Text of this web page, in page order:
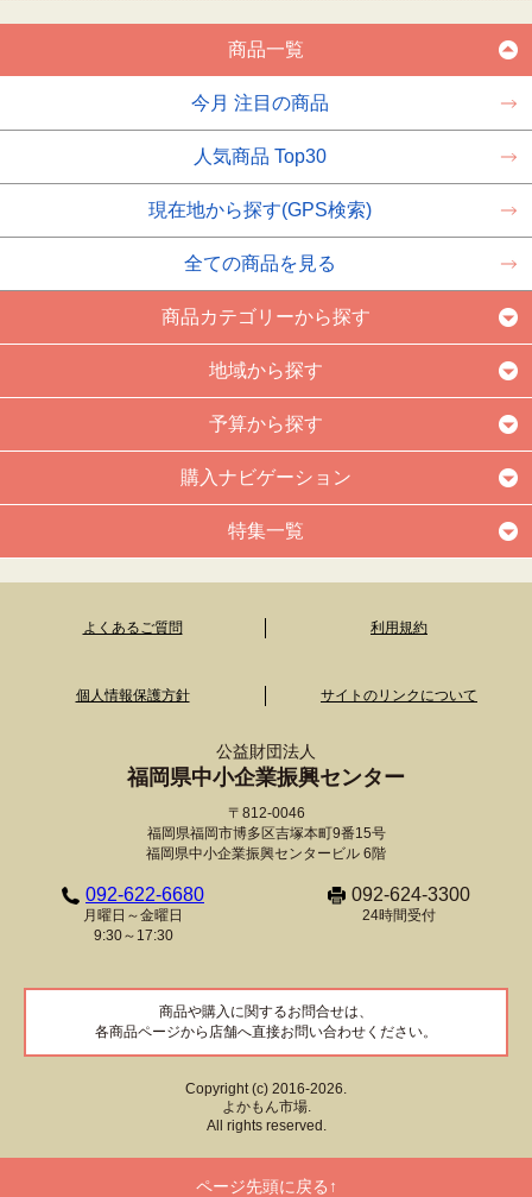
商品一覧
今月 注目の商品
人気商品 Top30
現在地から探す(GPS検索)
全ての商品を見る
商品カテゴリーから探す
地域から探す
予算から探す
購入ナビゲーション
特集一覧
よくあるご質問 利用規約
個人情報保護方針 サイトのリンクについて
公益財団法人
福岡県中小企業振興センター
〒812-0046
福岡県福岡市博多区吉塚本町9番15号
福岡県中小企業振興センタービル 6階
092-622-6680
月曜日～金曜日
9:30～17:30
092-624-3300
24時間受付
商品や購入に関するお問合せは、
各商品ページから店舗へ直接お問い合わせください。
Copyright (c) 2016-2026.
よかもん市場.
All rights reserved.
ページ先頭に戻る↑